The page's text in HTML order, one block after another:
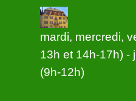
mardi, mercredi,
13h et 14h-17h) -
(9h-12h)